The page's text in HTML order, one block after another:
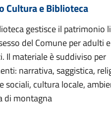
Cultura e Biblioteca
gestisce il patrimonio
del Comune per adulti e
Il materiale è suddiviso per
narrativa, saggistica,
sociali, cultura locale,
di montagna